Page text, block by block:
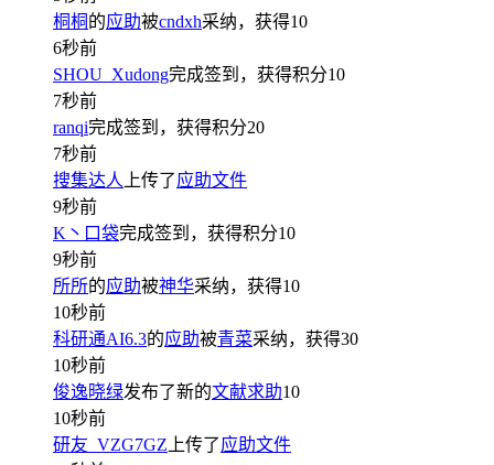
桐桐 的应助被cndxh采纳，获得10
6秒前
SHOU_Xudong完成签到，获得积分10
7秒前
ranqi完成签到，获得积分20
7秒前
搜集达人 上传了应助文件
9秒前
K丶口袋完成签到，获得积分10
9秒前
所所的应助被神华采纳，获得10
10秒前
科研通AI6.3的应助被青菜采纳，获得30
10秒前
俊逸晓绿发布了新的文献求助10
10秒前
研友_VZG7GZ 上传了应助文件